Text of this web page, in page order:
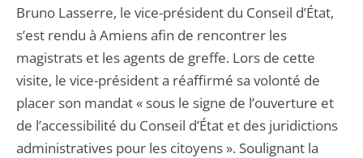
Bruno Lasserre, le vice-président du Conseil d’État,
s’est rendu à Amiens afin de rencontrer les
magistrats et les agents de greffe. Lors de cette
visite, le vice-président a réaffirmé sa volonté de
placer son mandat « sous le signe de l’ouverture et
de l’accessibilité du Conseil d’État et des juridictions
administratives pour les citoyens ». Soulignant la